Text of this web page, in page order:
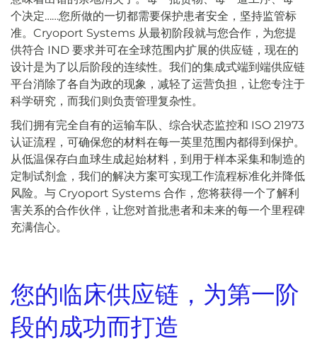
个决定……您所做的一切都需要保护患者安全，坚持监管标
准。Cryoport Systems 从最初阶段就与您合作，为您提
供符合 IND 要求并可在全球范围内扩展的供应链，现在的
设计是为了以后阶段的连续性。我们的集成式端到端供应链
平台消除了各自为政的现象，减轻了运营负担，让您专注于
科学研究，而我们则负责管理复杂性。
我们拥有完全自有的运输车队、综合状态监控和 ISO 21973
认证流程，可确保您的材料在每一英里范围内都得到保护。
从低温保存白血球生成起始材料，到用于样本采集和制造的
定制试剂盒，我们的解决方案可实现工作流程标准化并降低
风险。与 Cryoport Systems 合作，您将获得一个了解利
害关系的合作伙伴，让您对首批患者和未来的每一个里程碑
充满信心。
您的临床供应链，为第一阶
段的成功而打造